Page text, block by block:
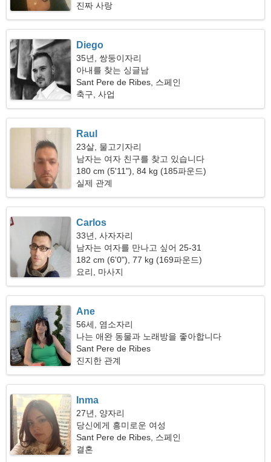
진짜 사랑
Diego
35년, 쌍둥이자리
아내를 찾는 싱글남
Sant Pere de Ribes, 스페인
축구, 사업
Raul
23살, 물고기자리
남자는 여자 친구를 찾고 있습니다
180 cm (5'11"), 84 kg (185파운드)
실제 관계
Carlos
33년, 사자자리
남자는 여자를 만나고 싶어 25-31
182 cm (6'0"), 77 kg (169파운드)
요리, 마사지
Ane
56세, 염소자리
나는 애완 동물과 노래방을 좋아합니다
Sant Pere de Ribes
진지한 관계
Inma
27년, 양자리
당신에게 흥미로운 여성
Sant Pere de Ribes, 스페인
결혼